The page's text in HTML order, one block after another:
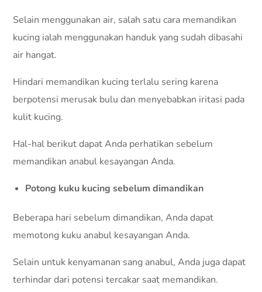
Selain menggunakan air, salah satu cara memandikan
kucing ialah menggunakan handuk yang sudah dibasahi
air hangat.
Hindari memandikan kucing terlalu sering karena
berpotensi merusak bulu dan menyebabkan iritasi pada
kulit kucing.
Hal-hal berikut dapat Anda perhatikan sebelum
memandikan anabul kesayangan Anda.
Potong kuku kucing sebelum dimandikan
Beberapa hari sebelum dimandikan, Anda dapat
memotong kuku anabul kesayangan Anda.
Selain untuk kenyamanan sang anabul, Anda juga dapat
terhindar dari potensi tercakar saat memandikan.